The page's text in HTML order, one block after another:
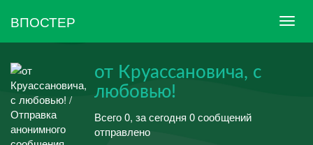
ВПОСТЕР
от Круассановича, с
любовью!
Всего 0, за сегодня 0 сообщений
отправлено